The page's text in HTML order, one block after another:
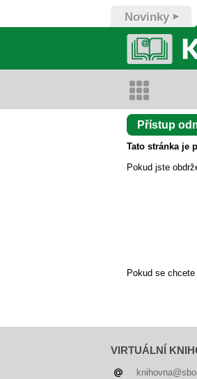
Novinky
Přístup
Tato stránka je
Pokud jste
Pokud se
VIRTUÁLNÍ